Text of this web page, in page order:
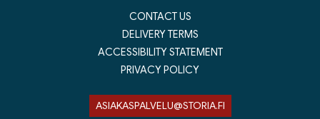
CONTACT US
DELIVERY TERMS
ACCESSIBILITY STATEMENT
PRIVACY POLICY
ASIAKASPALVELU@STORIA.FI